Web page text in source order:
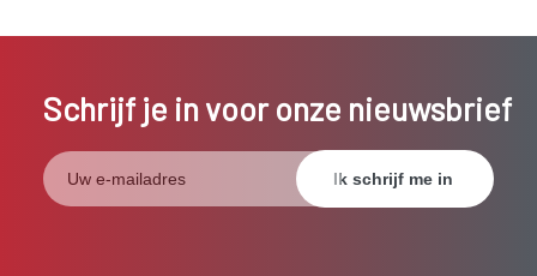
Schrijf je in voor onze nieuwsbrief